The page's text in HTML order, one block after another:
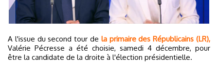
A l'issue du second tour de la primaire des Républicains (LR),
Valérie Pécresse a été choisie, samedi 4 décembre, pour
être la candidate de la droite à l'élection présidentielle.